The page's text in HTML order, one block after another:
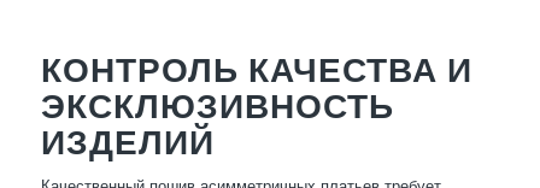
КОНТРОЛЬ КАЧЕСТВА И
ЭКСКЛЮЗИВНОСТЬ
ИЗДЕЛИЙ